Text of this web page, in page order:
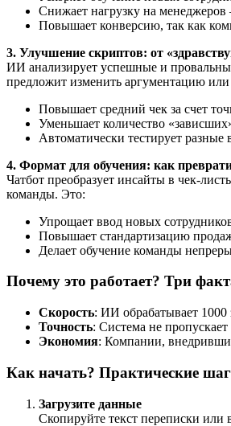
Снижает нагрузку на
Повышает конверсию, так как
3. Улучшение скриптов: от
ИИ анализирует успешные и
предложит изменить аргументацию
Повышает средний чек за счет
Уменьшает количество
Автоматически тестирует
4. Формат для обучения: как
Чатбот преобразует инсайты в чек-
команды. Это:
Упрощает ввод новых
Повышает стандартизацию
Делает обучение команды
Почему это работает? Три
Скорость: ИИ обрабатывает 1000
Точность: Система не
Экономия: Компании,
Как начать? Практические
Загрузите данные
Скопируйте текст переписки